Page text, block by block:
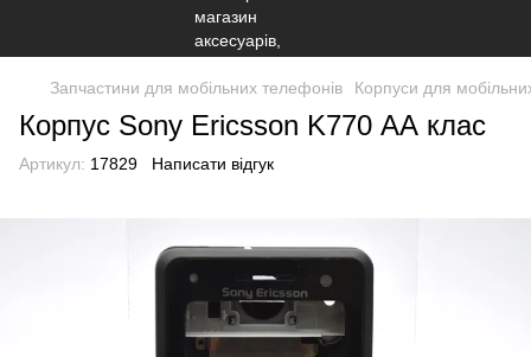
Запчастини для мобільних телефонів Корпуси для
Корпус Sony Ericsson K770 АА клас
Артикул: 17829 Написати відгук